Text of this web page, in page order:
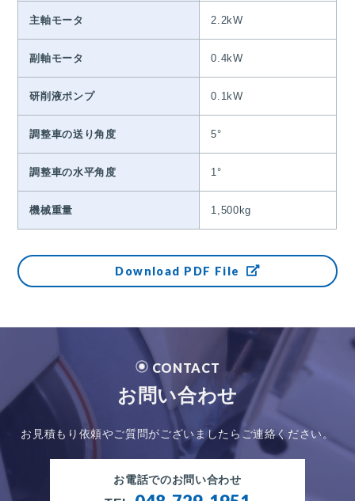
主軸モータ 2.2kW
副軸モータ 0.4kW
研削液ポンプ 0.1kW
調整車の送り角度 5°
調整車の水平角度 1°
機械重量 1,500kg
Download PDF File
CONTACT
お問い合わせ
お見積もり依頼やご質問がございましたらご連絡ください。
お電話でのお問い合わせ